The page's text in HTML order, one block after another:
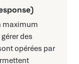
maximum
des
opérées par